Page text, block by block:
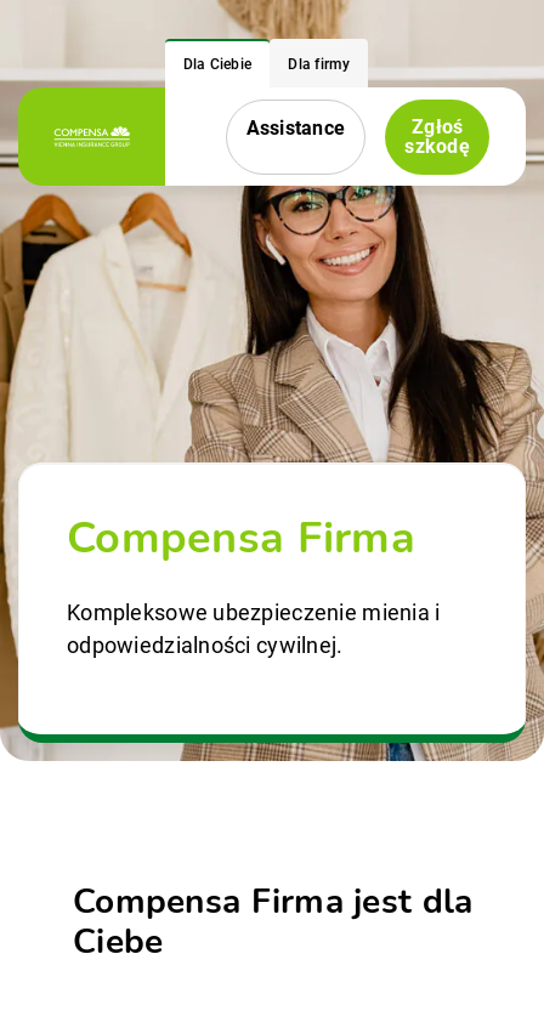
Dla Ciebie Dla firmy
Menu nawigacyjne
Assistance
Zgłoś
szkodę
Compensa Firma
Kompleksowe ubezpieczenie mienia i
odpowiedzialności cywilnej.
Compensa Firma jest dla
Ciebe